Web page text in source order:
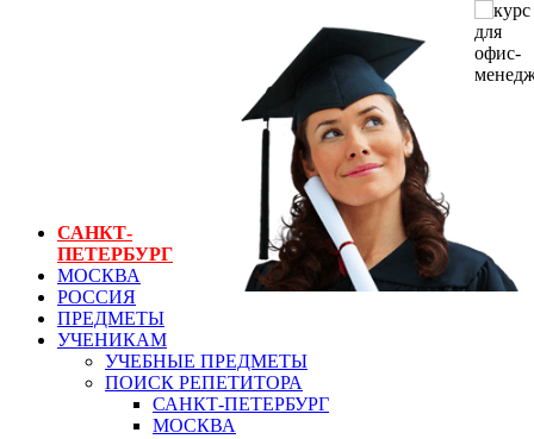
САНКТ-
ПЕТЕРБУРГ
МОСКВА
РОССИЯ
ПРЕДМЕТЫ
УЧЕНИКАМ
УЧЕБНЫЕ ПРЕДМЕТЫ
ПОИСК РЕПЕТИТОРА
САНКТ-ПЕТЕРБУРГ
МОСКВА